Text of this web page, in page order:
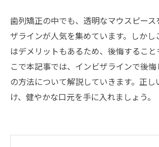
歯列矯正の中でも、透明なマウスピー
ザラインが人気を集めています。しかし
はデメリットもあるため、後悔すること
こで本記事では、インビザラインで後
の方法について解説していきます。正
け、健やかな口元を手に入れましょう。